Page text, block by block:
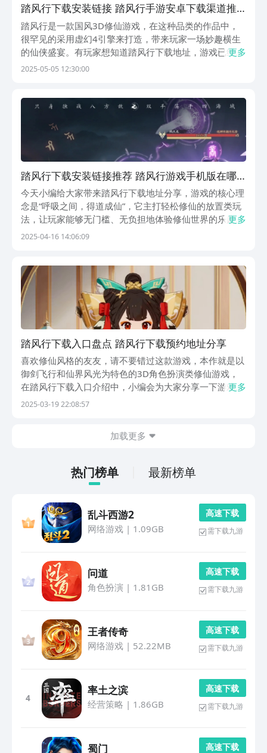
踏风行下载安装链接 踏风行手游安卓下载渠道推
荐
踏风行是一款国风3D修仙游戏，在这种品类的作品中，
很罕见的采用虚幻4引擎来打造，带来玩家一场妙趣横生
的仙侠盛宴。有玩家想知道踏风行下载地址，游戏已经定
档2025年的5月16日了，大家可以提前获取游戏的下载渠
更多
2025-05-05 12:30:00
踏风行下载安装链接推荐 踏风行游戏手机版在哪
里下载
今天小编给大家带来踏风行下载地址分享，游戏的核心理
念是“呼吸之间，得道成仙”，它主打轻松修仙的放置类玩
法，让玩家能够无门槛、无负担地体验修仙世界的乐趣。
通过自动化收菜、一键推图、离线修为累积等设计，大幅
更多
2025-04-16 14:06:09
踏风行下载入口盘点 踏风行下载预约地址分享
喜欢修仙风格的友友，请不要错过这款游戏，本作就是以
御剑飞行和仙界风光为特色的3D角色扮演类修仙游戏，
在踏风行下载入口介绍中，小编会为大家分享一下游戏的
下载方式与玩法，其实这款游戏是很适合上班族和学生党
更多
2025-03-19 22:08:57
加载更多
热门榜单 最新榜单
乱斗西游2
网络游戏| 1.09GB
高 速 下 载
需下载九游
问道
角色扮演 | 1.81GB
高 速 下 载
需下载九游
王者传奇
网络游戏| 52.22MB
高 速 下 载
需下载九游
4
率土之滨
经营策略 | 1.86GB
高 速 下 载
需下载九游
蜀门 高 速 下 载